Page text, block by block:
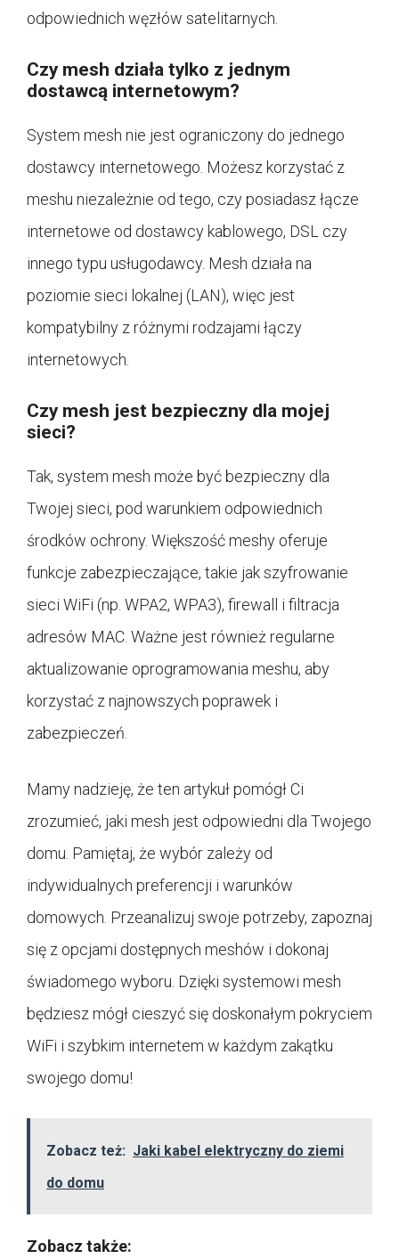
odpowiednich węzłów satelitarnych.
Czy mesh działa tylko z jednym
dostawcą internetowym?
System mesh nie jest ograniczony do jednego
dostawcy internetowego. Możesz korzystać z
meshu niezależnie od tego, czy posiadasz łącze
internetowe od dostawcy kablowego, DSL czy
innego typu usługodawcy. Mesh działa na
poziomie sieci lokalnej (LAN), więc jest
kompatybilny z różnymi rodzajami łączy
internetowych.
Czy mesh jest bezpieczny dla mojej
sieci?
Tak, system mesh może być bezpieczny dla
Twojej sieci, pod warunkiem odpowiednich
środków ochrony. Większość meshy oferuje
funkcje zabezpieczające, takie jak szyfrowanie
sieci WiFi (np. WPA2, WPA3), firewall i filtracja
adresów MAC. Ważne jest również regularne
aktualizowanie oprogramowania meshu, aby
korzystać z najnowszych poprawek i
zabezpieczeń.
Mamy nadzieję, że ten artykuł pomógł Ci
zrozumieć, jaki mesh jest odpowiedni dla Twojego
domu. Pamiętaj, że wybór zależy od
indywidualnych preferencji i warunków
domowych. Przeanalizuj swoje potrzeby, zapoznaj
się z opcjami dostępnych meshów i dokonaj
świadomego wyboru. Dzięki systemowi mesh
będziesz mógł cieszyć się doskonałym pokryciem
WiFi i szybkim internetem w każdym zakątku
swojego domu!
Zobacz też: Jaki kabel elektryczny do ziemi
do domu
Zobacz także: